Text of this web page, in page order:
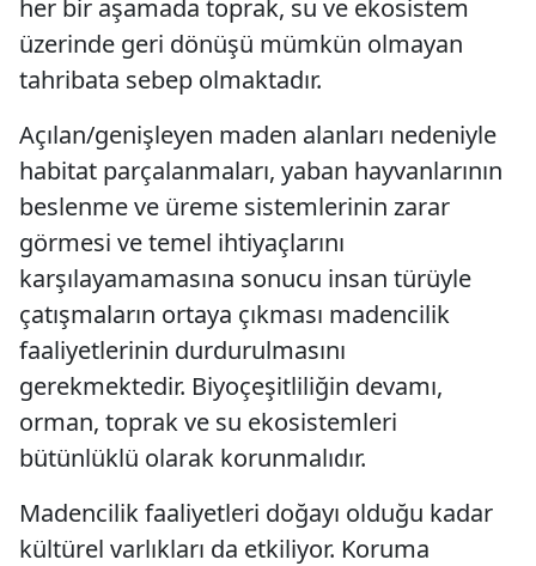
her bir aşamada toprak, su ve ekosistem
üzerinde geri dönüşü mümkün olmayan
tahribata sebep olmaktadır.
Açılan/genişleyen maden alanları nedeniyle
habitat parçalanmaları, yaban hayvanlarının
beslenme ve üreme sistemlerinin zarar
görmesi ve temel ihtiyaçlarını
karşılayamamasına sonucu insan türüyle
çatışmaların ortaya çıkması madencilik
faaliyetlerinin durdurulmasını
gerekmektedir. Biyoçeşitliliğin devamı,
orman, toprak ve su ekosistemleri
bütünlüklü olarak korunmalıdır.
Madencilik faaliyetleri doğayı olduğu kadar
kültürel varlıkları da etkiliyor. Koruma